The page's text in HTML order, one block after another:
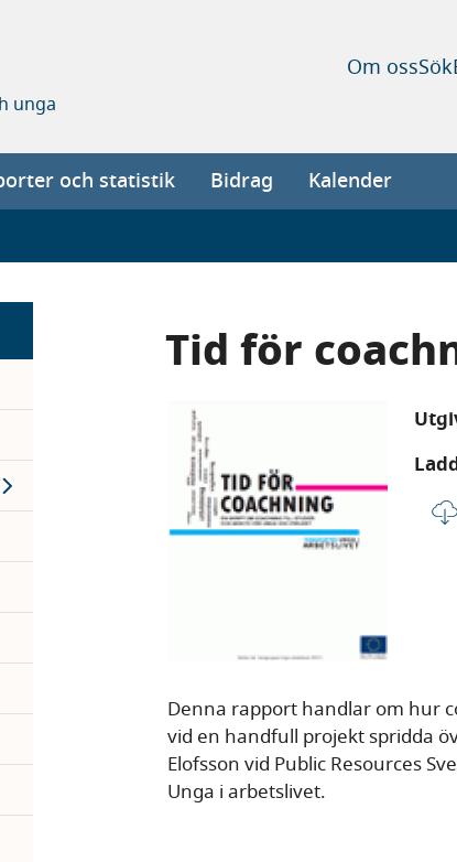
unga
Om ossSök
och statistik Bidrag Kalender
Expand
Tid för
Denna rapport handlar om hur
vid en handfull projekt spridda
Elofsson vid Public Resources
Unga i arbetslivet.